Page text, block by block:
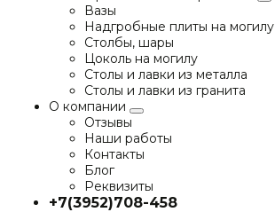
Вазы
Надгробные плиты на могилу
Столбы, шары
Цоколь на могилу
Столы и лавки из металла
Столы и лавки из гранита
О компании
Отзывы
Наши работы
Контакты
Блог
Реквизиты
+7(3952)708-458